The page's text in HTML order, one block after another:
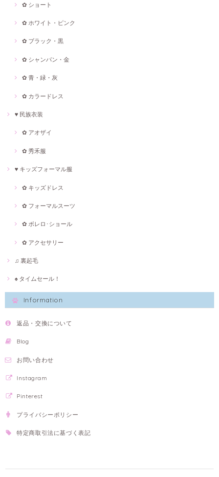
✿ ショート
✿ ホワイト・ピンク
✿ ブラック・黒
✿ シャンパン・金
✿ 青・緑・灰
✿ カラードレス
♥ 民族衣装
✿ アオザイ
✿ 秀禾服
♥ キッズフォーマル服
✿ キッズドレス
✿ フォーマルスーツ
✿ ボレロ･ショール
✿ アクセサリー
♫ 裏起毛
♠ タイムセール！
Information
返品・交換について
Blog
お問い合わせ
Instagram
Pinterest
プライバシーポリシー
特定商取引法に基づく表記